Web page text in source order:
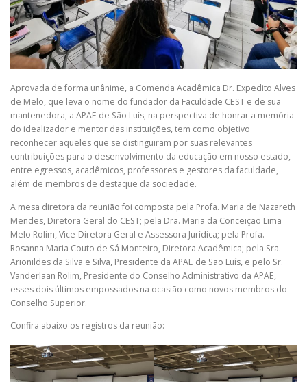
Aprovada de forma unânime, a Comenda Acadêmica Dr. Expedito Alves
de Melo, que leva o nome do fundador da Faculdade CEST e de sua
mantenedora, a APAE de São Luís, na perspectiva de honrar a memória
do idealizador e mentor das instituições, tem como objetivo
reconhecer aqueles que se distinguiram por suas relevantes
contribuições para o desenvolvimento da educação em nosso estado,
entre egressos, acadêmicos, professores e gestores da faculdade,
além de membros de destaque da sociedade.
A mesa diretora da reunião foi composta pela Profa. Maria de Nazareth
Mendes, Diretora Geral do CEST; pela Dra. Maria da Conceição Lima
Melo Rolim, Vice-Diretora Geral e Assessora Jurídica; pela Profa.
Rosanna Maria Couto de Sá Monteiro, Diretora Acadêmica; pela Sra.
Arionildes da Silva e Silva, Presidente da APAE de São Luís, e pelo Sr.
Vanderlaan Rolim, Presidente do Conselho Administrativo da APAE,
esses dois últimos empossados na ocasião como novos membros do
Conselho Superior.
Confira abaixo os registros da reunião: